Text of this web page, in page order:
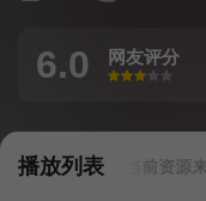
6.0 网友评分
很差
较差还行推荐力荐
播放列表当前资源来源